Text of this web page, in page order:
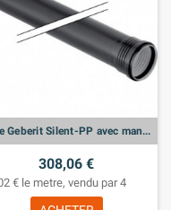
Tube Geberit Silent-PP avec manchon: d:125mm, L:300cm
308,06 €
€ le metre, vendu par 4